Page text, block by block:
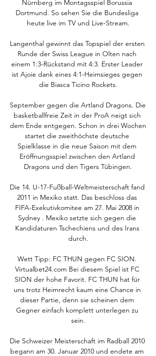
Nürnberg im Montagsspiel Borussia
Dortmund. So sehen Sie die Bundesliga
heute live im TV und Live-Stream.
Langenthal gewinnt das Topspiel der ersten
Runde der Swiss League in Olten nach
einem 1:3-Rückstand mit 4:3. Erster Leader
ist Ajoie dank eines 4:1-Heimsieges gegen
die Biasca Ticino Rockets.
September gegen die Artland Dragons. Die
basketballfreie Zeit in der ProA neigt sich
dem Ende entgegen. Schon in drei Wochen
startet die zweithöchste deutsche
Spielklasse in die neue Saison mit dem
Eröffnungsspiel zwischen den Artland
Dragons und den Tigers Tübingen.
Die 14. U-17-Fußball-Weltmeisterschaft fand
2011 in Mexiko statt. Das beschloss das
FIFA-Exekutivkomitee am 27. Mai 2008 in
Sydney . Mexiko setzte sich gegen die
Kandidaturen Tschechiens und des Irans
durch.
Wett Tipp: FC THUN gegen FC SION.
Virtualbet24.com Bei diesem Spiel ist FC
SION der hohe Favorit. FC THUN hat für
uns trotz Heimrecht kaum eine Chance in
dieser Partie, denn sie scheinen dem
Gegner einfach komplett unterlegen zu
sein.
Die Schweizer Meisterschaft im Radball 2010
begann am 30. Januar 2010 und endete am